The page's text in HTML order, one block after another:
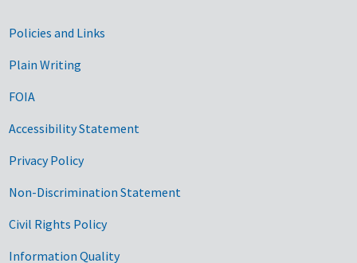
Government Links
Policies and Links
Plain Writing
FOIA
Accessibility Statement
Privacy Policy
Non-Discrimination Statement
Civil Rights Policy
Information Quality